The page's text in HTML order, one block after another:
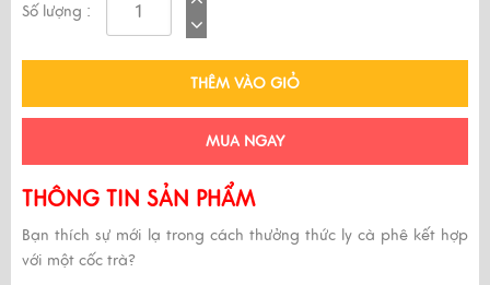
Số lượng :
THÊM VÀO GIỎ
MUA NGAY
THÔNG TIN SẢN PHẨM
Bạn thích sự mới lạ trong cách thưởng thức ly cà phê kết hợp
với một cốc trà?